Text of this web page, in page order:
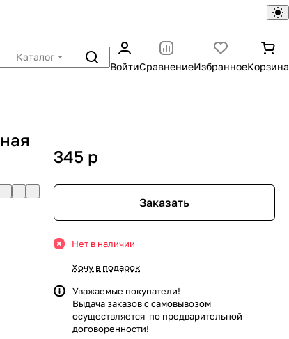
Каталог
ВойтиСравнениеИзбранноеКорзина
345 p
Заказать
Нет в наличии
Хочу в подарок
Уважаемые покупатели!
Выдача заказов с самовывозом
осуществляется по предварительной
договоренности!